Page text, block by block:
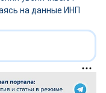
на данные ИНП